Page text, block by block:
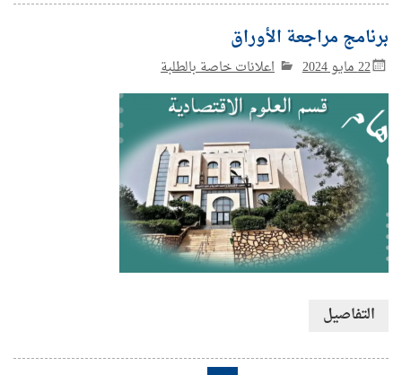
برنامج مراجعة الأوراق
22 مايو 2024 اعلانات خاصة بالطلبة
التفاصيل